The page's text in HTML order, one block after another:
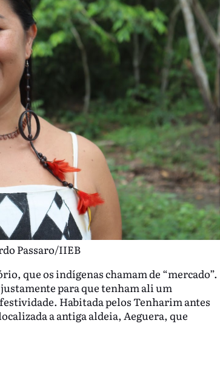
Passaro/IIEB
que os indígenas chamam de “mercado”.
para que tenham ali um
Habitada pelos Tenharim antes
a antiga aldeia, Aeguera, que